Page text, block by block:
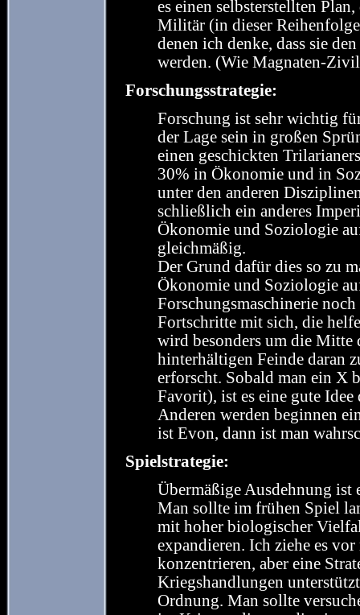
es einen selbsterstellten
Militär (in dieser
denen ich denke, dass sie
werden. (Wie Magnaten-
Forschungsstrategie:
Forschung ist sehr wichtig
der Lage sein in großen
einen geschickten
30% in Ökonomie und in
unter den anderen
schließlich ein anderes
Ökonomie und Soziologie
gleichmäßig.
Der Grund dafür dies so zu
Ökonomie und Soziologie
Forschungsmaschinerie
Fortschritte mit sich, die
wird besonders um die Mitte
hinterhältigen Feinde daran
erforscht. Sobald man ein X
Favorit), ist es eine gute
Anderen werden beginnen
ist Evon, dann ist man
Spielstrategie:
Übermäßige Ausdehnung ist
Man sollte im frühen Spiel
mit hoher biologischer
expandieren. Ich ziehe es
konzentrieren, aber eine
Kriegshandlungen
Ordnung. Man sollte